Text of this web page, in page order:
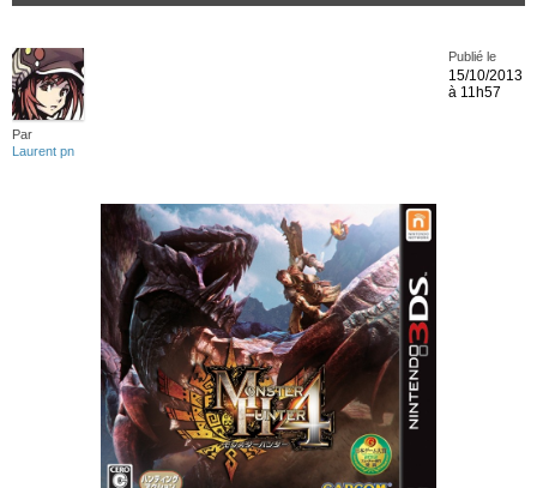
Par
Laurent pn
Publié le
15/10/2013
à 11h57